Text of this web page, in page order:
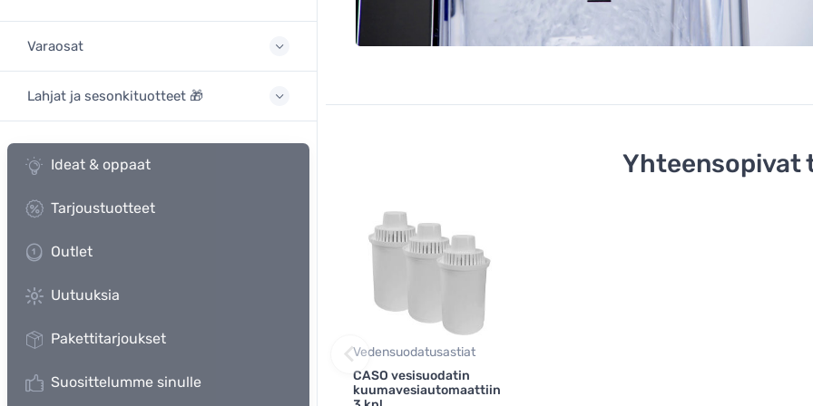
Varaosat
Lahjat ja sesonkituotteet 🎁
Ideat & oppaat
Tarjoustuotteet
Outlet
Uutuuksia
Pakettitarjoukset
Suosittelumme sinulle
Yhteensopivat
Vedensuodatusastiat
CASO vesisuodatin
kuumavesiautomaattiin